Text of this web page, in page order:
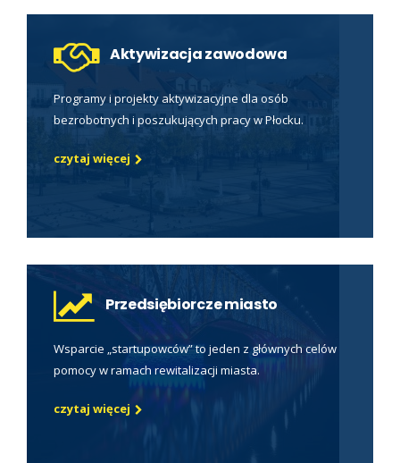
Aktywizacja zawodowa
Programy i projekty aktywizacyjne dla osób
bezrobotnych i poszukujących pracy w Płocku.
czytaj więcej
Przedsiębiorcze miasto
Wsparcie „startupowców” to jeden z głównych celów
pomocy w ramach rewitalizacji miasta.
czytaj więcej